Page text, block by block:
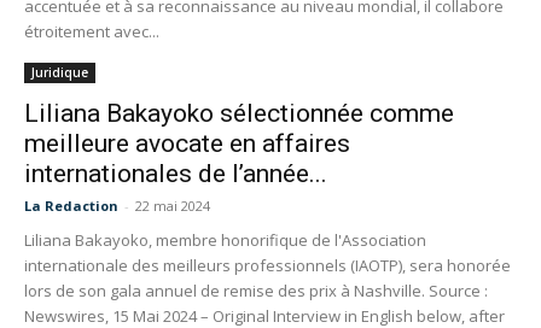
accentuée et à sa reconnaissance au niveau mondial, il collabore
étroitement avec...
Juridique
Liliana Bakayoko sélectionnée comme
meilleure avocate en affaires
internationales de l’année...
La Redaction - 22 mai 2024
Liliana Bakayoko, membre honorifique de l'Association
internationale des meilleurs professionnels (IAOTP), sera honorée
lors de son gala annuel de remise des prix à Nashville. Source :
Newswires, 15 Mai 2024 – Original Interview in English below, after